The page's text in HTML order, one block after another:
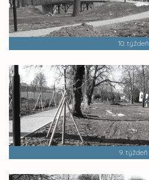
10. týždeň
9. týždeň